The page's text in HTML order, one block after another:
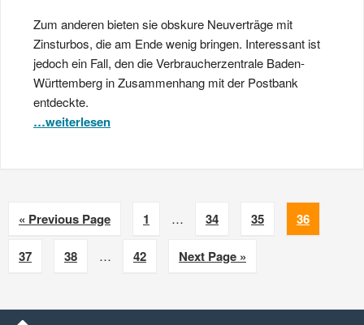
Zum anderen bieten sie obskure Neuverträge mit
Zinsturbos, die am Ende wenig bringen. Interessant ist
jedoch ein Fall, den die Verbraucherzentrale Baden-
Württemberg in Zusammenhang mit der Postbank
entdeckte.
…weiterlesen
« Previous Page 1 … 34 35 36
37 38 … 42 Next Page »